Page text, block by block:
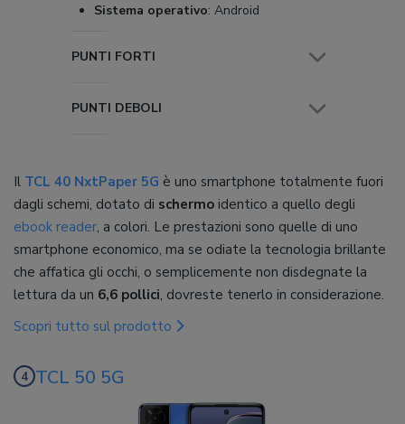
Sistema operativo: Android
PUNTI FORTI
PUNTI DEBOLI
Il TCL 40 NxtPaper 5G è uno smartphone totalmente fuori
dagli schemi, dotato di schermo identico a quello degli
ebook reader, a colori. Le prestazioni sono quelle di uno
smartphone economico, ma se odiate la tecnologia brillante
che affatica gli occhi, o semplicemente non disdegnate la
lettura da un 6,6 pollici, dovreste tenerlo in considerazione.
Scopri tutto sul prodotto
TCL 50 5G